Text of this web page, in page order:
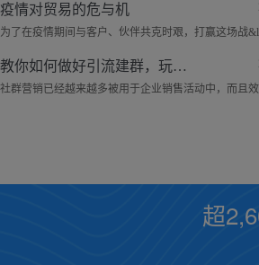
疫情对贸易的危与机
教你如何做好引流建群，玩转社群
超